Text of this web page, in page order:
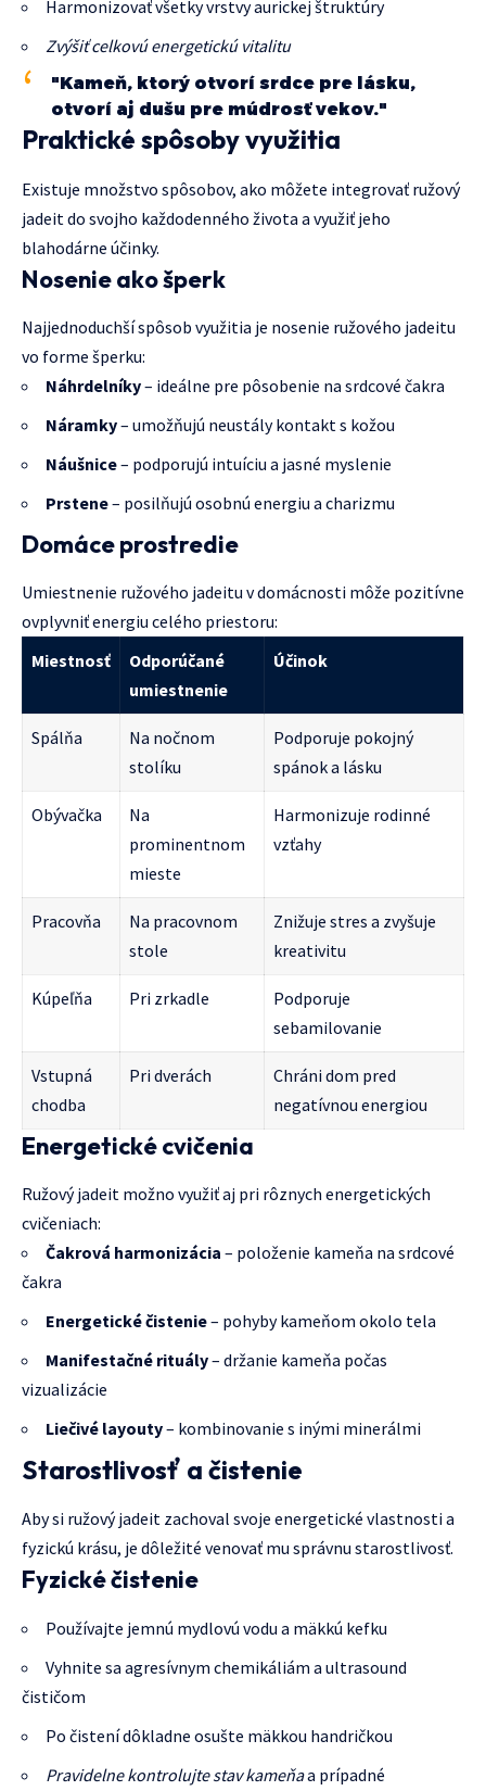
Harmonizovať všetky vrstvy aurickej štruktúry
Zvýšiť celkovú energetickú vitalitu
"Kameň, ktorý otvorí srdce pre lásku,
otvorí aj dušu pre múdrosť vekov."
Praktické spôsoby využitia
Existuje množstvo spôsobov, ako môžete integrovať ružový
jadeit do svojho každodenného života a využiť jeho
blahodárne účinky.
Nosenie ako šperk
Najjednoduchší spôsob využitia je nosenie ružového jadeitu
vo forme šperku:
Náhrdelníky– ideálne pre pôsobenie na srdcové čakra
Náramky– umožňujú neustály kontakt s kožou
Náušnice– podporujú intuíciu a jasné myslenie
Prstene– posilňujú osobnú energiu a charizmu
Domáce prostredie
Umiestnenie ružového jadeitu v domácnosti môže pozitívne
ovplyvniť energiu celého priestoru:
Miestnosť
Odporúčané
umiestnenie
Účinok
Spálňa
Na nočnom
stolíku
Podporuje pokojný
spánok a lásku
Obývačka
Na
prominentnom
mieste
Harmonizuje rodinné
vzťahy
Pracovňa
Na pracovnom
stole
Znižuje stres a zvyšuje
kreativitu
Kúpeľňa Pri zrkadle
Podporuje
sebamilovanie
Vstupná
chodba
Pri dverách
Chráni dom pred
negatívnou energiou
Energetické cvičenia
Ružový jadeit možno využiť aj pri rôznych energetických
cvičeniach:
Čakrová harmonizácia – položenie kameňa na srdcové
čakra
Energetické čistenie– pohyby kameňom okolo tela
Manifestačné rituály– držanie kameňa počas
vizualizácie
Liečivé layouty– kombinovanie s inými minerálmi
Starostlivosť a čistenie
Aby si ružový jadeit zachoval svoje energetické vlastnosti a
fyzickú krásu, je dôležité venovať mu správnu starostlivosť.
Fyzické čistenie
Používajte jemnú mydlovú vodu a mäkkú kefku
Vyhnite sa agresívnym chemikáliám a ultrasound
čističom
Po čistení dôkladne osušte mäkkou handričkou
Pravidelne kontrolujte stav kameňaa prípadné